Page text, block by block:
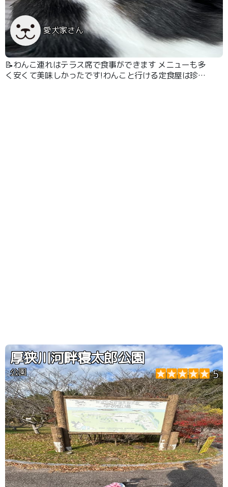
愛犬家さん
📝わんこ連れはテラス席で食事ができます メニューも多
く安くて美味しかったです!わんこと行ける定食屋は珍し
厚狭川河畔寝太郎公園
公園 5